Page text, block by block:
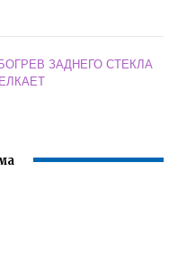
ЗАДНЕГО СТЕКЛА